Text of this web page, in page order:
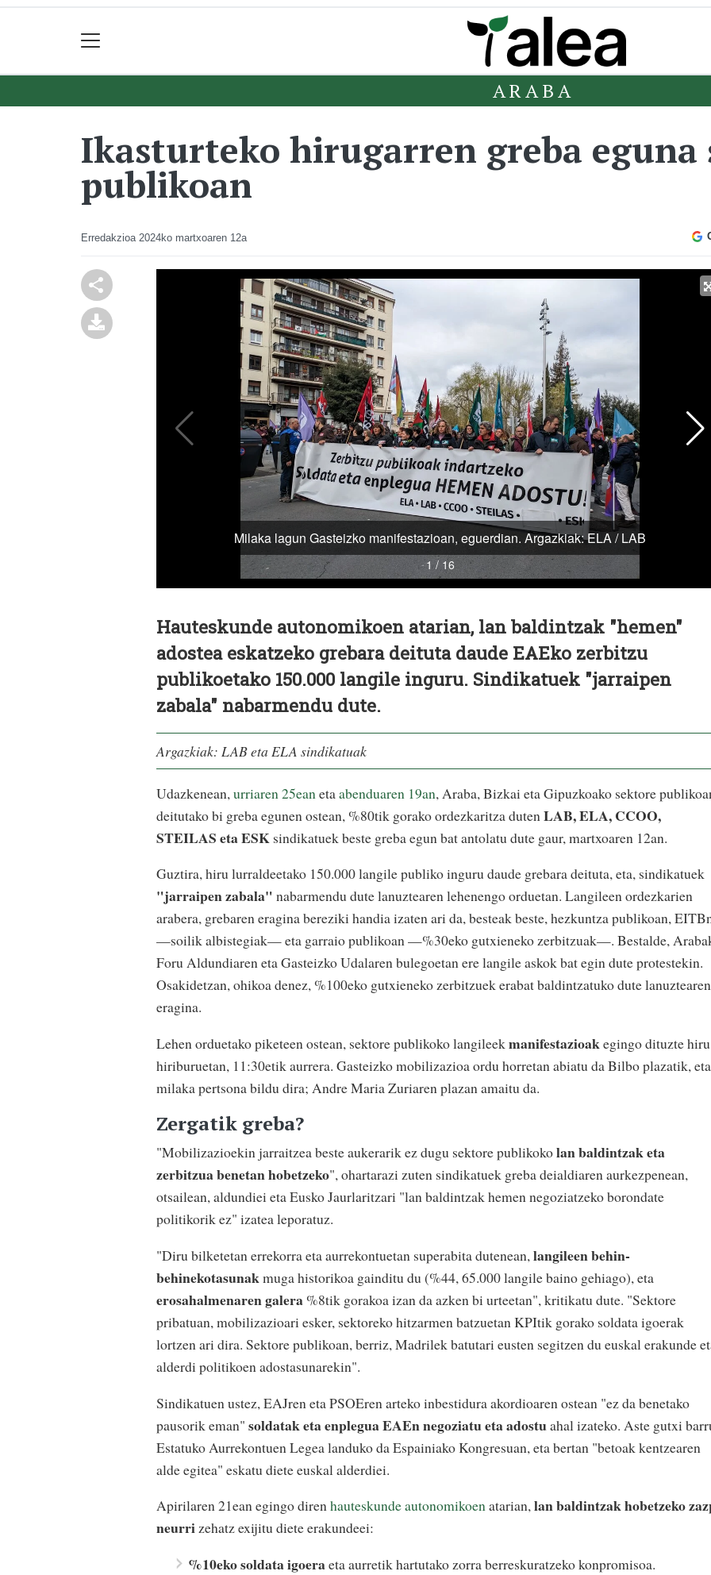
ARABA
Ikasturteko hirugarren greba eguna
publikoan
Erredakzioa 2024ko martxoaren 12a
Hauteskunde autonomikoen atarian, lan baldintzak "hemen"
adostea eskatzeko grebara deituta daude EAEko zerbitzu
publikoetako 150.000 langile inguru. Sindikatuek "jarraipen
zabala" nabarmendu dute.
Argazkiak: LAB eta ELA sindikatuak
Udazkenean, urriaren 25ean etaabenduaren 19an, Araba, Bizkai eta Gipuzkoako sektore
deitutako bi greba egunen ostean, %80tik gorako ordezkaritza duten LAB, ELA, CCOO,
STEILAS eta ESK sindikatuek beste greba egun bat antolatu dute gaur, martxoaren 12an.
Guztira, hiru lurraldeetako 150.000 langile publiko inguru daude grebara deituta, eta, sindikatuek
"jarraipen zabala" nabarmendu dute lanuztearen lehenengo orduetan. Langileen ordezkarien
arabera, grebaren eragina bereziki handia izaten ari da, besteak beste, hezkuntza publikoan,
—soilik albistegiak— eta garraio publikoan —%30eko gutxieneko zerbitzuak—. Bestalde,
Foru Aldundiaren eta Gasteizko Udalaren bulegoetan ere langile askok bat egin dute protestekin.
Osakidetzan, ohikoa denez, %100eko gutxieneko zerbitzuek erabat baldintzatuko dute lanuztearen
eragina.
Lehen orduetako piketeen ostean, sektore publikoko langileekmanifestazioakegingo dituzte hiru
hiriburuetan, 11:30etik aurrera. Gasteizko mobilizazioa ordu horretan abiatu da Bilbo plazatik, eta
milaka pertsona bildu dira; Andre Maria Zuriaren plazan amaitu da.
Zergatik greba?
"Mobilizazioekin jarraitzea beste aukerarik ez dugu sektore publikokolan baldintzak eta
zerbitzua benetan hobetzeko", ohartarazi zuten sindikatuek greba deialdiaren aurkezpenean,
otsailean, aldundiei eta Eusko Jaurlaritzari "lan baldintzak hemen negoziatzeko borondate
politikorik ez" izatea leporatuz.
"Diru bilketetan errekorra eta aurrekontuetan superabita dutenean,langileen behin-
behinekotasunakmuga historikoa gainditu du (%44, 65.000 langile baino gehiago), eta
erosahalmenaren galera %8tik gorakoa izan da azken bi urteetan", kritikatu dute. "Sektore
pribatuan, mobilizazioari esker, sektoreko hitzarmen batzuetan KPItik gorako soldata igoerak
lortzen ari dira. Sektore publikoan, berriz, Madrilek batutari eusten segitzen du euskal erakunde
alderdi politikoen adostasunarekin".
Sindikatuen ustez, EAJren eta PSOEren arteko inbestidura akordioaren ostean "ez da benetako
pausorik eman" soldatak eta enplegua EAEn negoziatu eta adostuahal izateko. Aste gutxi
Estatuko Aurrekontuen Legea landuko da Espainiako Kongresuan, eta bertan "betoak kentzearen
alde egitea" eskatu diete euskal alderdiei.
Apirilaren 21ean egingo direnhauteskunde autonomikoenatarian,lan baldintzak hobetzeko
neurrizehatz exijitu diete erakundeei:
%10eko soldata igoeraeta aurretik hartutako zorra berreskuratzeko konpromisoa.